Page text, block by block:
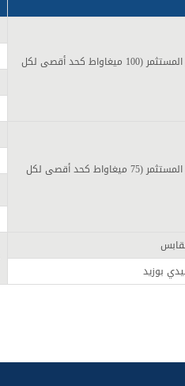
8 مشاريع مقترحة من المستثمر (100 ميغاواط كحد أقصى لكل
8 مشاريع مقترحة من المستثمر (75 ميغاواط كحد أقصى لكل